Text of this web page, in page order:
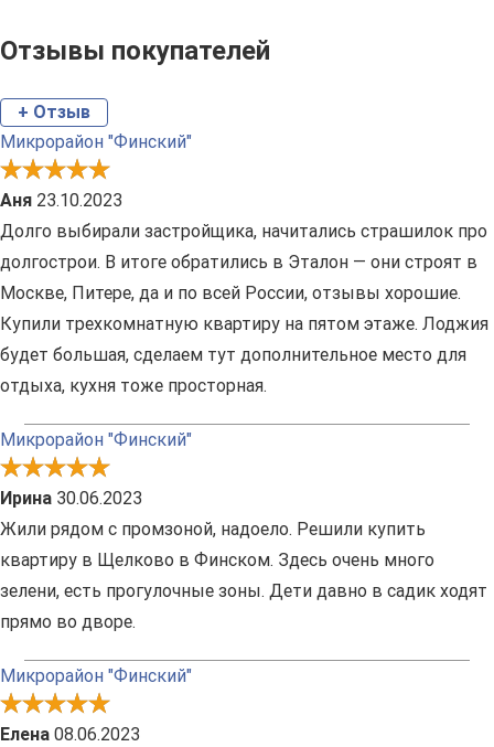
Отзывы покупателей
+ Отзыв
Микрорайон "Финский"
Аня 23.10.2023
Долго выбирали застройщика, начитались страшилок про
долгострои. В итоге обратились в Эталон ― они строят в
Москве, Питере, да и по всей России, отзывы хорошие.
Купили трехкомнатную квартиру на пятом этаже. Лоджия
будет большая, сделаем тут дополнительное место для
отдыха, кухня тоже просторная.
Микрорайон "Финский"
Ирина 30.06.2023
Жили рядом с промзоной, надоело. Решили купить
квартиру в Щелково в Финском. Здесь очень много
зелени, есть прогулочные зоны. Дети давно в садик ходят
прямо во дворе.
Микрорайон "Финский"
Елена 08.06.2023